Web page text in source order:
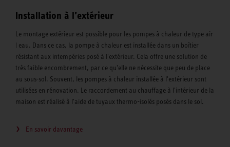
Installation à l’extérieur
Le montage extérieur est possible pour les pompes à chaleur de type air
| eau. Dans ce cas, la pompe à chaleur est installée dans un boîtier
résistant aux intempéries posé à l'extérieur. Cela offre une solution de
très faible encombrement, par ce qu'elle ne nécessite que peu de place
au sous-sol. Souvent, les pompes à chaleur installée à l'extérieur sont
utilisées en rénovation. Le raccordement au chauffage à l'intérieur de la
maison est réalisé à l'aide de tuyaux thermo-isolés posés dans le sol.
En savoir davantage